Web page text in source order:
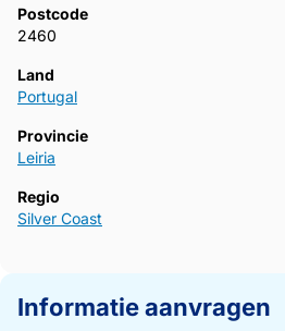
Postcode
2460
Land
Portugal
Provincie
Leiria
Regio
Silver Coast
Informatie aanvragen